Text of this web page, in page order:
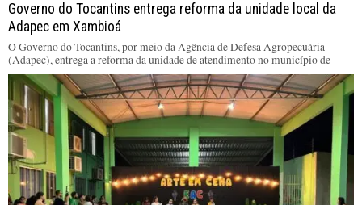
Governo do Tocantins entrega reforma da unidade local da
Adapec em Xambioá
O Governo do Tocantins, por meio da Agência de Defesa Agropecuária
(Adapec), entrega a reforma da unidade de atendimento no município de